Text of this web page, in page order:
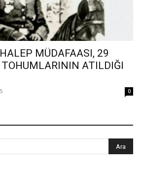
MÜDAFAASI, 29
ATILDIĞI
0